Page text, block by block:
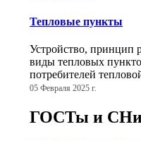
Тепловые пункты
Устройство, принцип
виды тепловых
потребителей
05 Февраля 2025 г.
ГОСТы и